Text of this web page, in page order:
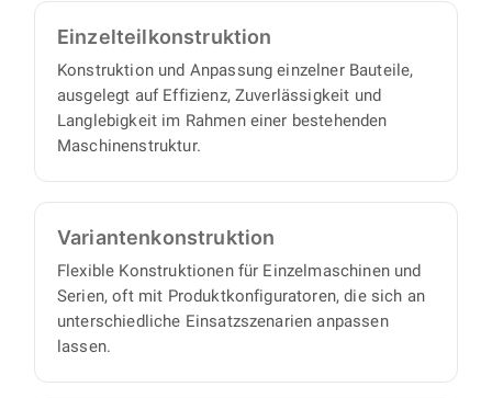
Einzelteil­konstruktion
Konstruktion und Anpassung einzelner Bauteile,
ausgelegt auf Effizienz, Zuverlässigkeit und
Langlebigkeit im Rahmen einer bestehenden
Maschinenstruktur.
Varianten­konstruktion
Flexible Konstruktionen für Einzelmaschinen und
Serien, oft mit Produktkonfiguratoren, die sich an
unterschiedliche Einsatzszenarien anpassen
lassen.